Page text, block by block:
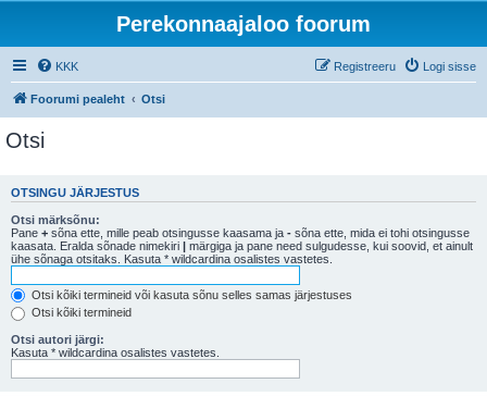
Perekonnaajaloo foorum
KKK Logi sisse
Registreeru
Foorumi pealeht Otsi
Otsi
OTSINGU JÄRJESTUS
Otsi märksõnu:
Pane + sõna ette, mille peab otsingusse kaasama ja - sõna ette, mida ei tohi otsingusse
kaasata. Eralda sõnade nimekiri | märgiga ja pane need sulgudesse, kui soovid, et ainult
ühe sõnaga otsitaks. Kasuta * wildcardina osalistes vastetes.
Otsi kõiki termineid või kasuta sõnu selles samas järjestuses
Otsi kõiki termineid
Otsi autori järgi:
Kasuta * wildcardina osalistes vastetes.